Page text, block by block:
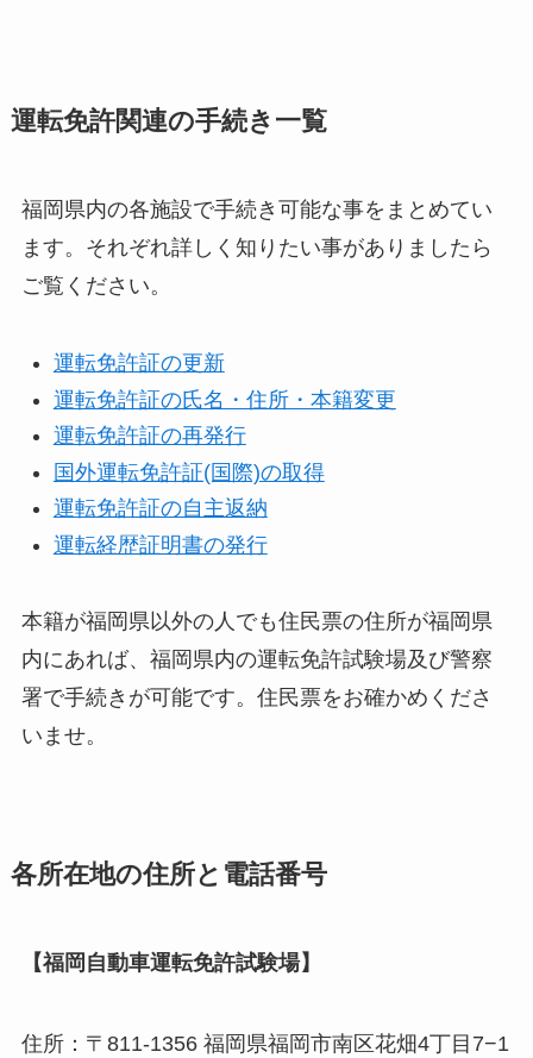
運転免許関連の手続き一覧
福岡県内の各施設で手続き可能な事をまとめてい
ます。それぞれ詳しく知りたい事がありましたら
ご覧ください。
運転免許証の更新
運転免許証の氏名・住所・本籍変更
運転免許証の再発行
国外運転免許証(国際)の取得
運転免許証の自主返納
運転経歴証明書の発行
本籍が福岡県以外の人でも住民票の住所が福岡県
内にあれば、福岡県内の運転免許試験場及び警察
署で手続きが可能です。住民票をお確かめくださ
いませ。
各所在地の住所と電話番号
【福岡自動車運転免許試験場】
住所：〒811-1356 福岡県福岡市南区花畑4丁目7−1